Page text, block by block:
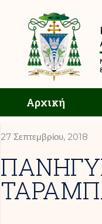
Αρχική
27 Σεπτεμβρίου, 2018